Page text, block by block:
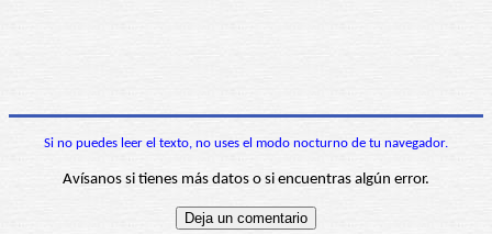
Si no puedes leer el texto, no uses el modo nocturno de tu navegador.
Avísanos si tienes más datos o si encuentras algún error.